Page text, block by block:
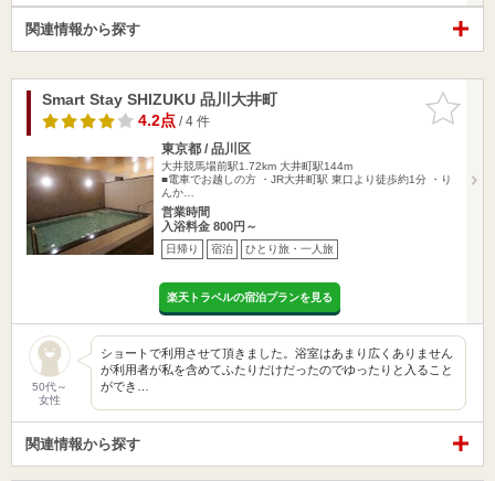
関連情報から探す
お気に入
りに追加
Smart Stay SHIZUKU 品川大井町
4.2点/ 4 件
東京都 / 品川区
大井競馬場前駅1.72km 大井町駅144m
■電車でお越しの方 ・JR大井町駅 東口より徒歩約1分 ・り
んか…
営業時間
入浴料金 800円～
日帰り 宿泊 ひとり旅・一人旅
楽天トラベルの宿泊プランを見る
50代～
女性
ショートで利用させて頂きました。浴室はあまり広くありません
が利用者が私を含めてふたりだけだったのでゆったりと入ること
ができ…
関連情報から探す